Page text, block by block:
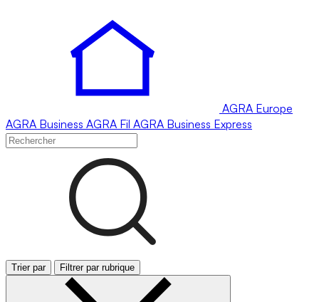
AGRA Europe
AGRA Business AGRA Fil AGRA Business Express
Trier par Filtrer par rubrique